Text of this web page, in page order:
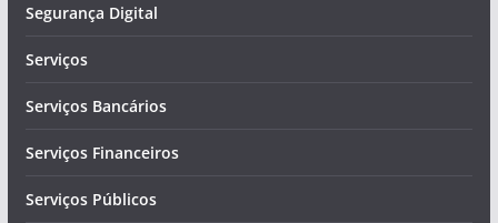
Segurança Digital
Serviços
Serviços Bancários
Serviços Financeiros
Serviços Públicos